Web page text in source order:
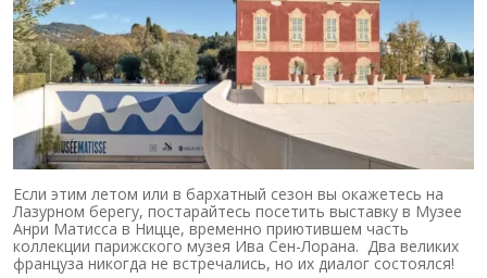
Если этим летом или в бархатный сезон вы окажетесь на
Лазурном берегу, постарайтесь посетить выставку в Музее
Анри Матисса в Ницце, временно приютившем часть
коллекции парижского музея Ива Сен-Лорана. Два великих
француза никогда не встречались, но их диалог состоялся!